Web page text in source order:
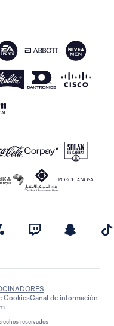
reservados
CookiesCanal de información